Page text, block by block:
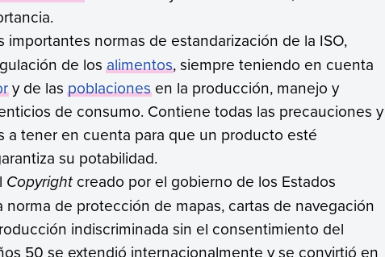
importantes normas de estandarización de la ISO,
de losalimentos, siempre teniendo en cuenta
y de laspoblacionesen la producción, manejo y
de consumo. Contiene todas las precauciones y
a tener en cuenta para que un producto esté
su potabilidad.
Copyright creado por el gobierno de los Estados
norma de protección de mapas, cartas de navegación
indiscriminada sin el consentimiento del
50 se extendió internacionalmente y se convirtió en